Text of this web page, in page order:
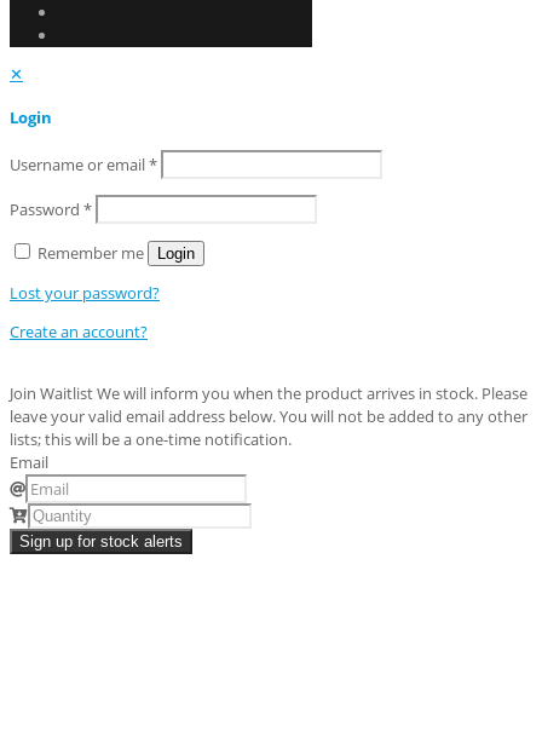
✕
Login
Username or email*
Password *
Remember me
Login
Lost your password?
Create an account?
Join WaitlistWe will inform you when the product arrives in stock. Please
leave your valid email address below. You will not be added to any other
lists; this will be a one-time notification.
Email
Sign up for stock alerts